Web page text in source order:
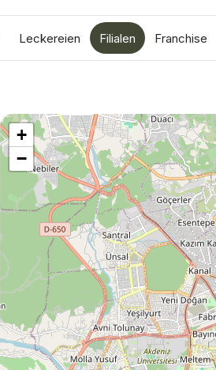
Leckereien Filialen Franchise
+
−